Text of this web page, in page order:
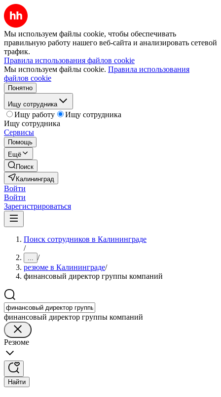
Мы используем файлы cookie, чтобы обеспечивать
правильную работу нашего веб-сайта и анализировать сетевой
трафик.
Правила использования файлов cookie
Мы используем файлы cookie. Правила использования
файлов cookie
Понятно
Ищу сотрудника
Ищу работу
Ищу сотрудника
Ищу сотрудника
Сервисы
Помощь
Ещё
Поиск
Калининград
Войти
Войти
Зарегистрироваться
Поиск сотрудников в Калининграде
/
... /
резюме в Калининграде/
финансовый директор группы компаний
финансовый директор группы компаний
Резюме
Найти